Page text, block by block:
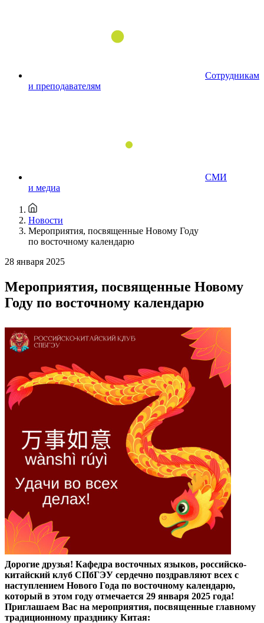
Сотрудникам
и преподавателям
СМИ
и медиа
Новости
Мероприятия, посвященные Новому Году
по восточному календарю
28 января 2025
Мероприятия, посвященные Новому
Году по восточному календарю
Дорогие друзья! Кафедра восточных языков, российско-
китайский клуб СПбГЭУ сердечно поздравляют всех с
наступлением Нового Года по восточному календарю,
который в этом году отмечается 29 января 2025 года!
Приглашаем Вас на мероприятия, посвященные главному
традиционному празднику Китая: